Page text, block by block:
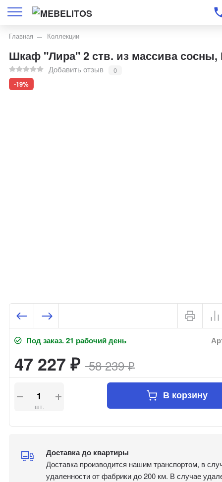
Главная Коллекции
Шкаф "Лира" 2 ств. из массива
Добавить отзыв
0
-19%
Под заказ. 21 рабочий день
47 227₽ 58 239₽
шт.
В корзину
Доставка до квартиры
Доставка производится нашим транспортом, в
удаленности от фабрики до 200 км. В случае